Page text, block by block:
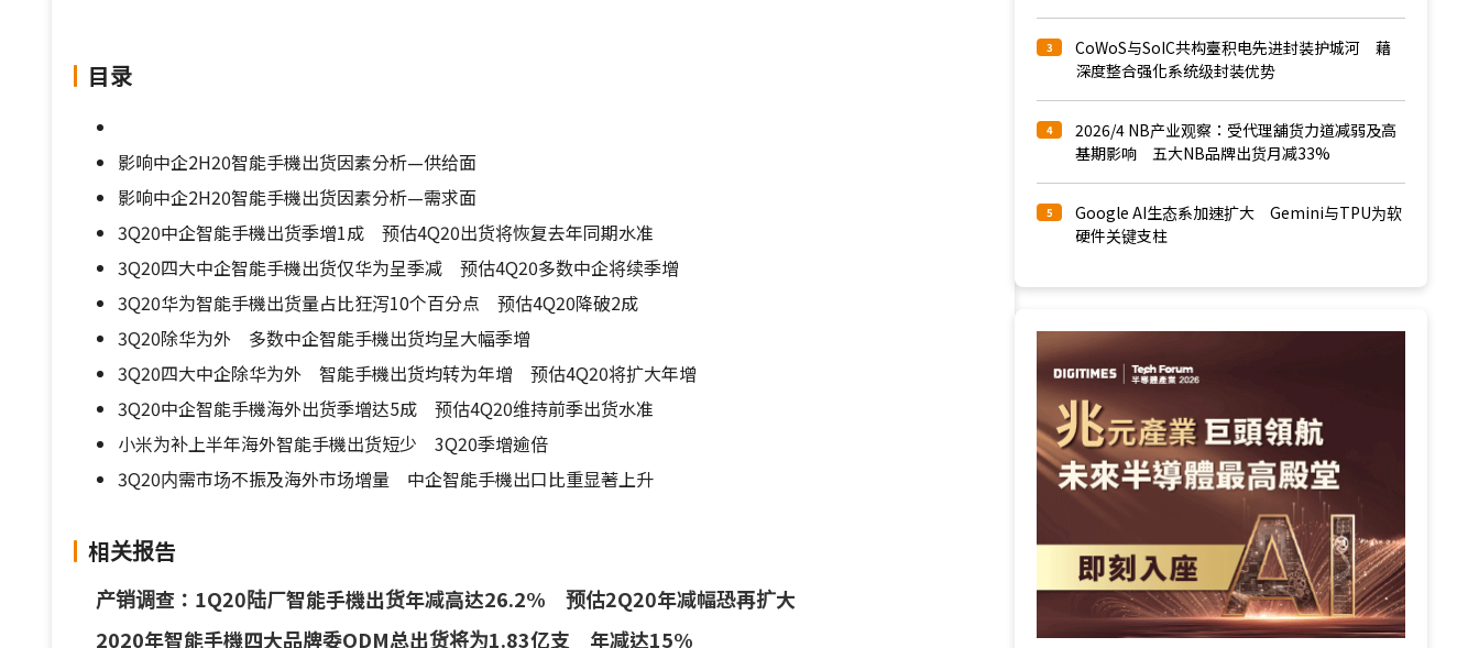
目录
影响中企2H20智能手機出货因素分析—供给面
影响中企2H20智能手機出货因素分析—需求面
3Q20中企智能手機出货季增1成 预估4Q20出货将恢复去年同期水准
3Q20四大中企智能手機出货仅华为呈季减 预估4Q20多数中企将续季增
3Q20华为智能手機出货量占比狂泻10个百分点 预估4Q20降破2成
3Q20除华为外 多数中企智能手機出货均呈大幅季增
3Q20四大中企除华为外 智能手機出货均转为年增 预估4Q20将扩大年增
3Q20中企智能手機海外出货季增达5成 预估4Q20维持前季出货水准
小米为补上半年海外智能手機出货短少 3Q20季增逾倍
3Q20内需市场不振及海外市场增量 中企智能手機出口比重显著上升
相关报告
产销调查：1Q20陆厂智能手機出货年减高达26.2% 预估2Q20年减幅恐再扩大
2020年智能手機四大品牌委ODM总出货将为1.83亿支 年减达15%
3
CoWoS与SoIC共构臺积电先进封装护城河 藉
深度整合强化系统级封装优势
4
2026/4 NB产业观察：受代理舖货力道减弱及高
基期影响 五大NB品牌出货月减33%
5
Google AI生态系加速扩大 Gemini与TPU为软
硬件关键支柱